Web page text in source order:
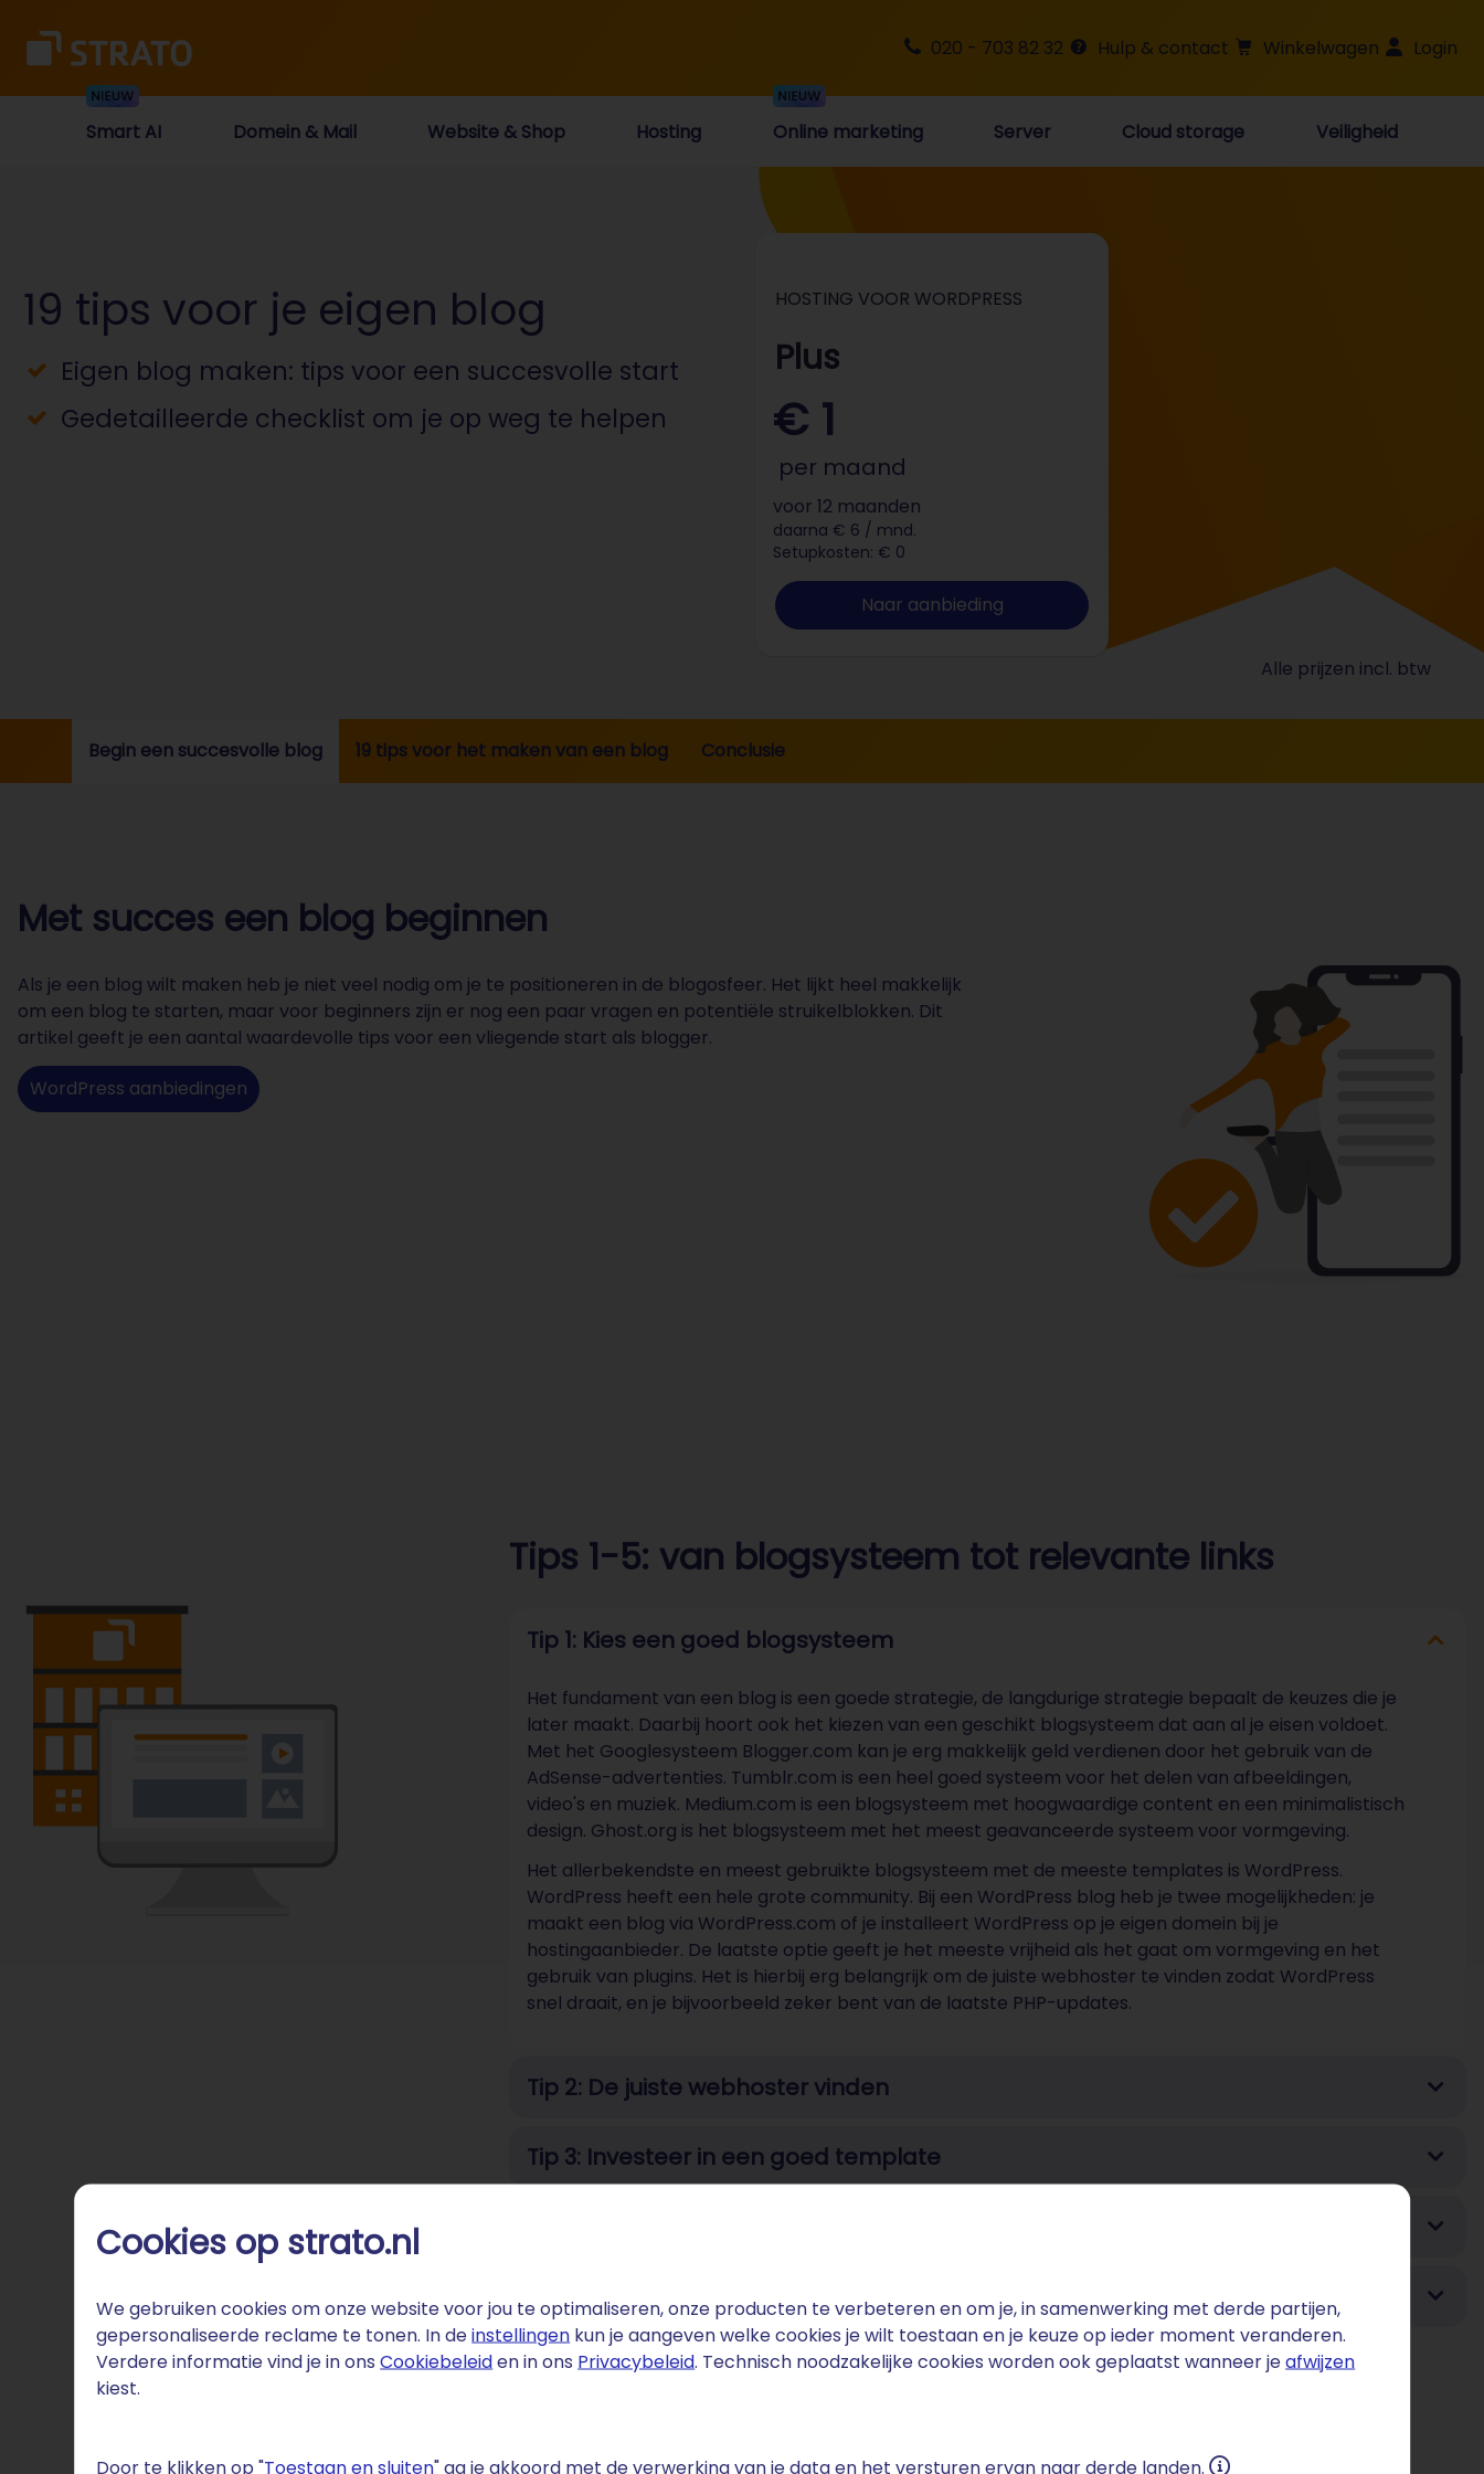
Cookies op strato.nl
We gebruiken cookies om onze website voor jou te optimaliseren, onze producten te verbeteren en om je, in samenwerking met derde partijen,
gepersonaliseerde reclame te tonen. In deinstellingen kun je aangeven welke cookies je wilt toestaan en je keuze op ieder moment veranderen.
Verdere informatie vind je in onsCookiebeleiden in ons Privacybeleid. Technisch noodzakelijke cookies worden ook geplaatst wanneer jeafwijzen
kiest.
Door te klikken op "Toestaan en sluiten" ga je akkoord met de verwerking van je data en het versturen ervan naar derde landen.
020 - 703 82 32 Hulp & contact Winkelwagen Login
Smart AI Domein & Mail Website & Shop Hosting Online marketing Server Cloud storage Veiligheid
19 tips voor je eigen blog
Eigen blog maken: tips voor een succesvolle start
Gedetailleerde checklist om je op weg te helpen
HOSTING VOOR WORDPRESS
Plus
€ 1
per maand
voor 12 maanden
daarna € 6 / mnd.
Setupkosten: € 0
Naar aanbieding
Alle prijzen incl. btw
Begin een succesvolle blog 19 tips voor het maken van een blog Conclusie
Met succes een blog beginnen
Als je een blog wilt maken heb je niet veel nodig om je te positioneren in de blogosfeer. Het lijkt heel makkelijk
om een blog te starten, maar voor beginners zijn er nog een paar vragen en potentiële struikelblokken. Dit
artikel geeft je een aantal waardevolle tips voor een vliegende start als blogger.
WordPress aanbiedingen
Tips 1-5: van blogsysteem tot relevante links
Tip 1: Kies een goed blogsysteem
Het fundament van een blog is een goede strategie, de langdurige strategie bepaalt de keuzes die je
later maakt. Daarbij hoort ook het kiezen van een geschikt blogsysteem dat aan al je eisen voldoet.
Met het Googlesysteem Blogger.com kan je erg makkelijk geld verdienen door het gebruik van de
AdSense-advertenties. Tumblr.com is een heel goed systeem voor het delen van afbeeldingen,
video's en muziek. Medium.com is een blogsysteem met hoogwaardige content en een minimalistisch
design. Ghost.org is het blogsysteem met het meest geavanceerde systeem voor vormgeving.
Het allerbekendste en meest gebruikte blogsysteem met de meeste templates is WordPress.
WordPress heeft een hele grote community. Bij een WordPress blog heb je twee mogelijkheden: je
maakt een blog via WordPress.com of je installeert WordPress op je eigen domein bij je
hostingaanbieder. De laatste optie geeft je het meeste vrijheid als het gaat om vormgeving en het
gebruik van plugins. Het is hierbij erg belangrijk om de juiste webhoster te vinden zodat WordPress
snel draait, en je bijvoorbeeld zeker bent van de laatste PHP-updates.
Tip 2: De juiste webhoster vinden
Tip 3: Investeer in een goed template
Tip 5: Individualiseer je links met relevante keywords